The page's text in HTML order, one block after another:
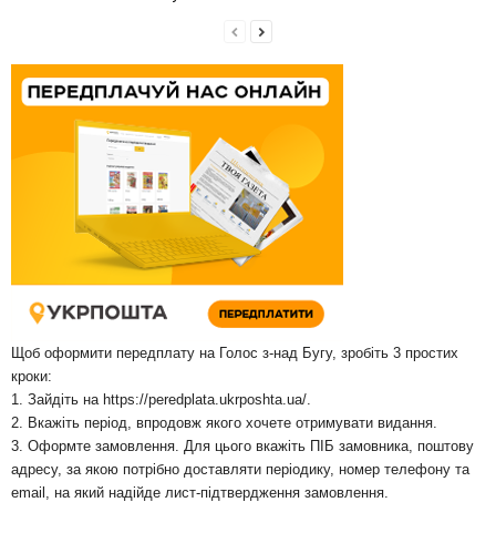
Щоб оформити передплату на Голос з-над Бугу, зробіть 3 простих
кроки:
1. Зайдіть на https://peredplata.ukrposhta.ua/.
2. Вкажіть період, впродовж якого хочете отримувати видання.
3. Оформте замовлення. Для цього вкажіть ПІБ замовника, поштову
адресу, за якою потрібно доставляти періодику, номер телефону та
email, на який надійде лист-підтвердження замовлення.